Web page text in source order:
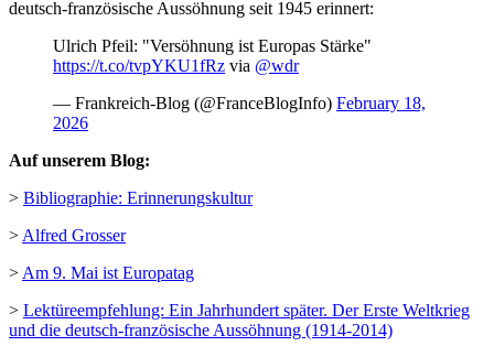
deutsch-französische Aussöhnung seit 1945 erinnert:
Ulrich Pfeil: "Versöhnung ist Europas Stärke"
https://t.co/tvpYKU1fRz via @wdr
— Frankreich-Blog (@FranceBlogInfo) February 18,
2026
Auf unserem Blog:
> Bibliographie: Erinnerungskultur
> Alfred Grosser
> Am 9. Mai ist Europatag
> Lektüreempfehlung: Ein Jahrhundert später. Der Erste Weltkrieg
und die deutsch-französische Aussöhnung (1914-2014)